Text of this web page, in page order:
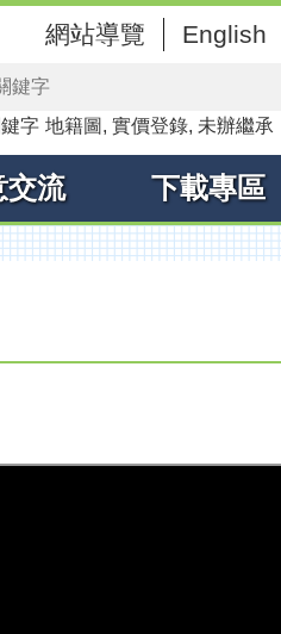
網站導覽 English
字 地籍圖 實價登錄 未辦繼承
交流 下載專區